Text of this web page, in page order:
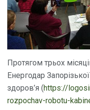
Протягом трьох
Енергодар
здоров’я (https://
rozpochav-robotu-